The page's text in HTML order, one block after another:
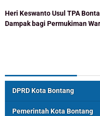
Heri Keswanto Usul TPA
Dampak bagi Permukiman
DPRD Kota Bontang
Pemerintah Kota Bontang